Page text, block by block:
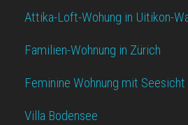
Attika-Loft-Wohung in Uitikon-
Familien-Wohnung in Zürich
Feminine Wohnung mit
Villa Bodensee